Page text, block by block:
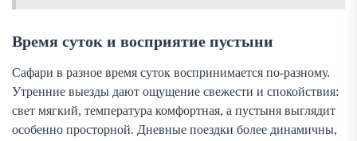
Время суток и восприятие пустыни
Сафари в разное время суток воспринимается по-разному.
Утренние выезды дают ощущение свежести и спокойствия:
свет мягкий, температура комфортная, а пустыня выглядит
особенно просторной. Дневные поездки более динамичны,